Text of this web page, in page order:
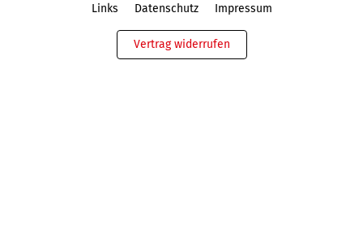
Links Datenschutz Impressum
Vertrag widerrufen